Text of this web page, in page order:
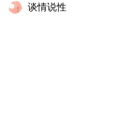
谈情说性